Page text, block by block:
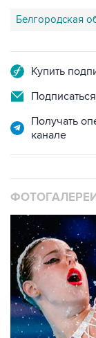
Белгородская
Купить
Получать
канале